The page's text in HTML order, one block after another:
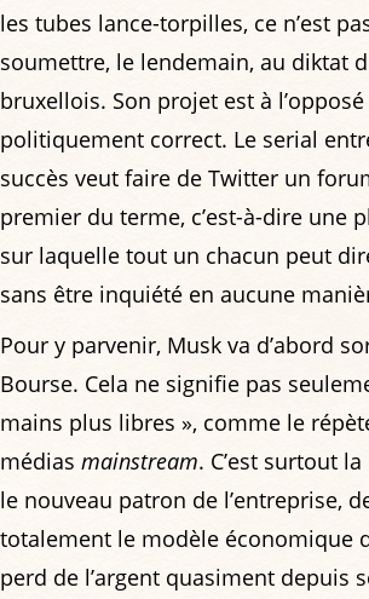
les tubes lance-torpilles, ce n’est
soumettre, le lendemain, au diktat
bruxellois. Son projet est à
politiquement correct. Le serial
succès veut faire de Twitter un
premier du terme, c’est-à-dire une
sur laquelle tout un chacun peut
sans être inquiété en aucune
Pour y parvenir, Musk va d’abord
Bourse. Cela ne signifie pas
mains plus libres », comme le
médias mainstream. C’est surtout
le nouveau patron de l’entreprise,
totalement le modèle économique
perd de l’argent quasiment depuis